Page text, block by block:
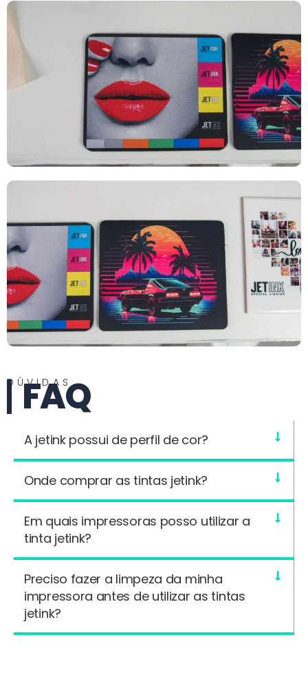
DÚVIDAS
FAQ
A jetink possui de perfil de cor?
Onde comprar as tintas jetink?
Em quais impressoras posso utilizar a
tinta jetink?
Preciso fazer a limpeza da minha
impressora antes de utilizar as tintas
jetink?